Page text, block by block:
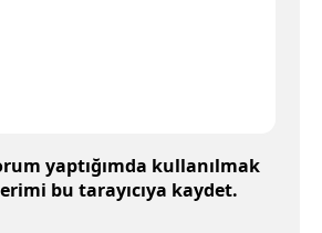
yaptığımda kullanılmak
bu tarayıcıya kaydet.